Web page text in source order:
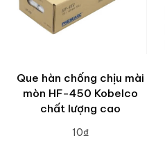
Que hàn chống chịu mài
mòn HF-450 Kobelco
chất lượng cao
10₫